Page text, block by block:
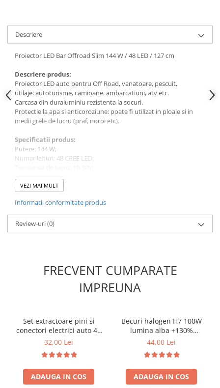
Ornamente Protectie Portiera
Ornamente Schimbator Viteza
Ornamente Toba Auto
Parasolare Auto
Plasa elastica & Organizator Auto
Prelate Auto
Scrumiere Auto
Stergatoare Parbriz
Suport Auto Ochelari
Suporti Pahar Auto
Suporti Telefon Auto
Tetiera Auto
COVORASE AUTO
Covorase CHEVROLET
Covorase DS
Covorase FIAT
Covorase FORD
Covorase HYUNDAI
Descriere
Proiector LED Bar Offroad Slim 144 W / 48 LED / 127 cm
Descriere produs:
Proiector LED auto pentru Off Road, vanatoare, pescuit,
utilaje: autoturisme, camioane, ambarcatiuni, atv etc.
Carcasa din duraluminiu rezistenta la socuri.
Protectie la apa si anticoroziune: poate fi utilizat in ploaie si in
medii grele de lucru (praf, noroi etc).
Specificatii produs:
Putere: 144 W;
Numar leduri: 48 CREE LED;
Temperatura culoare lumina: 6000K;
Culoare corp: Negru;
Material lentila: Policarbonat (rezistenta mare la socuri mecanice
si termorezistenta);
Bracketi montaj: Duraluminiu;
Lungime: 127 cm.
Pachetul include un proiector si sistemul de prindere.
VEZI MAI MULT
Informatii conformitate produs
Review-uri(0)
FRECVENT CUMPARATE
IMPREUNA
Set extractoare pini si
conectori electrici auto 41
piese
32,00 Lei
ADAUGA IN COS
Becuri halogen H7 100W
lumina alba +130%
intensitate set 2 buc
44,00 Lei
ADAUGA IN COS